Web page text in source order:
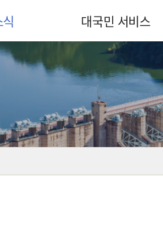
대국민 서비스